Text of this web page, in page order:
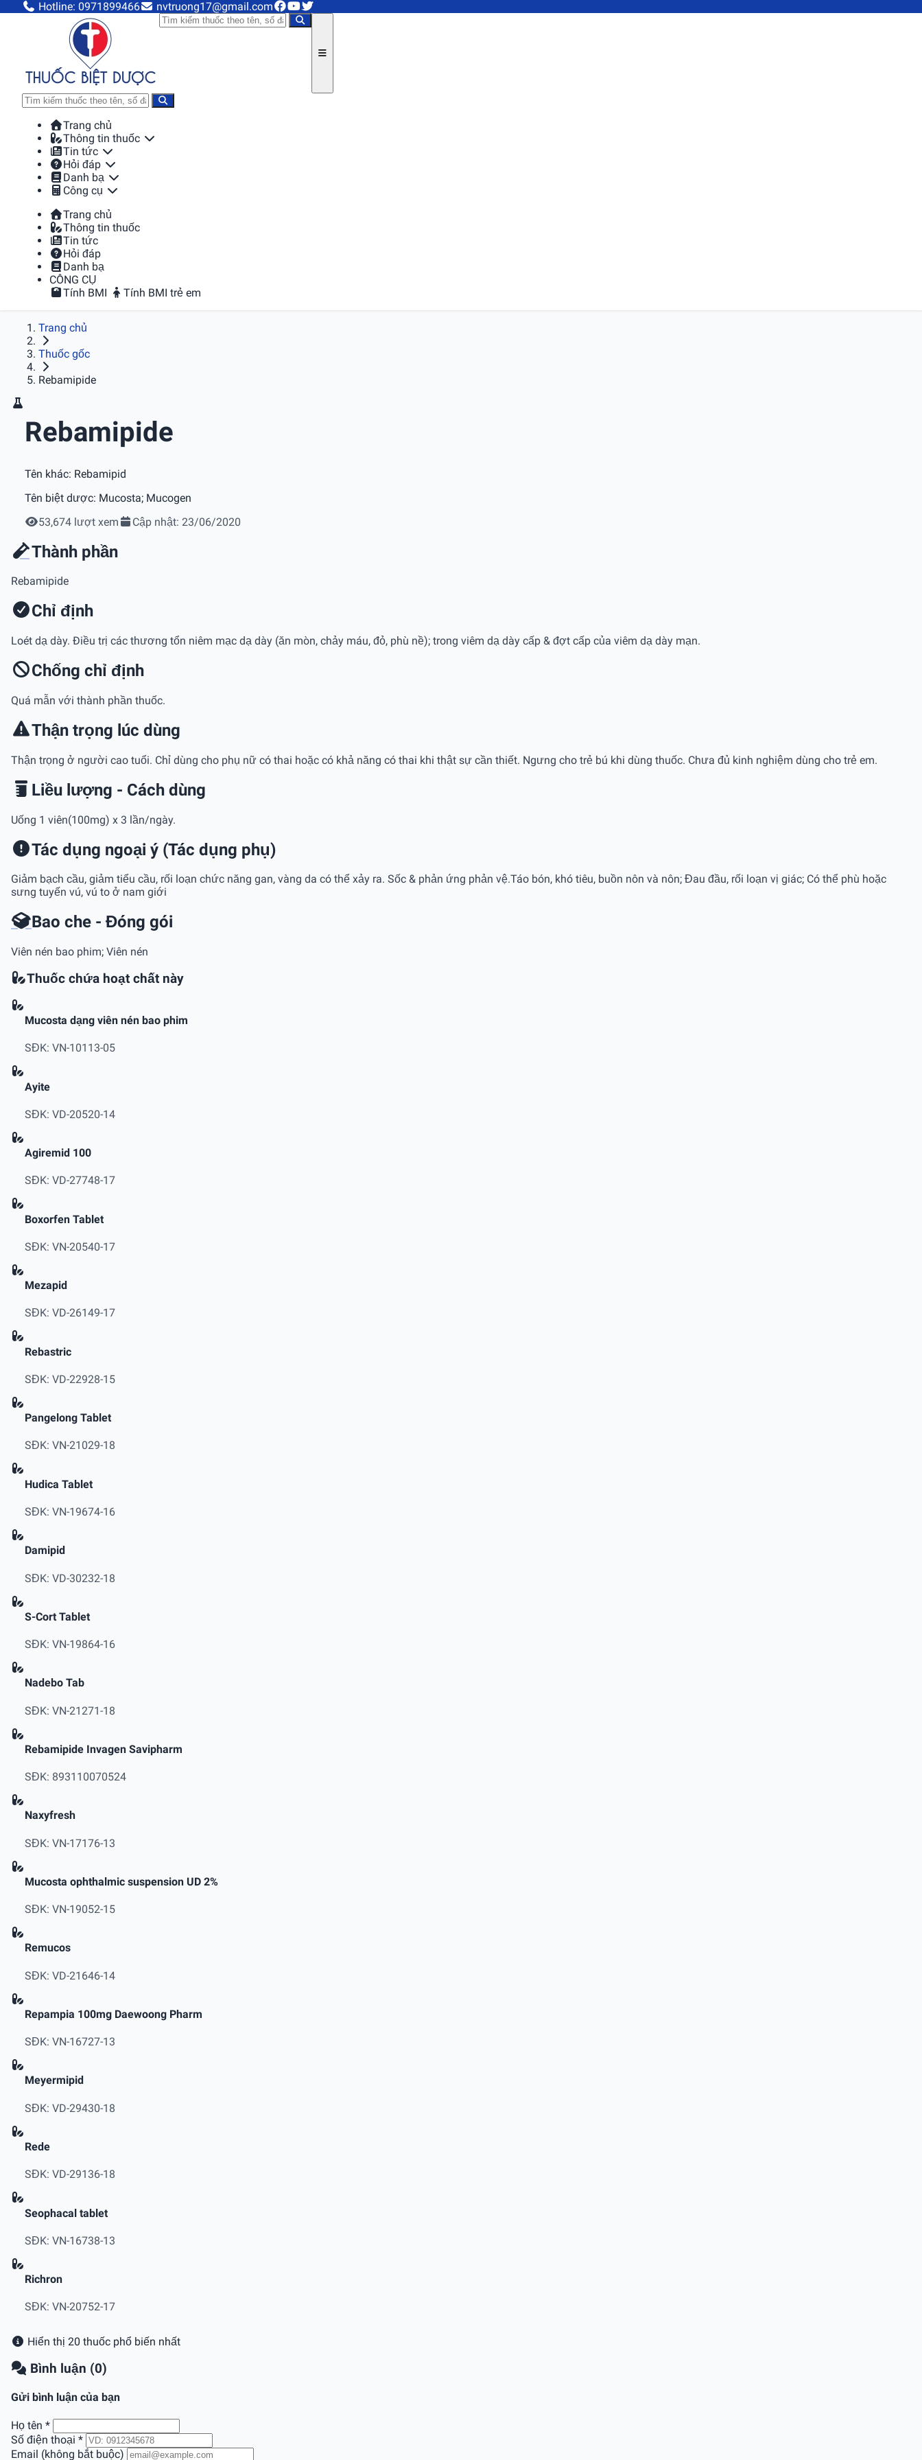
Hotline: 0971899466 nvtruong17@gmail.com
Trang chủ
Thông tin thuốc
Tin tức
Hỏi đáp
Danh bạ
Công cụ
Trang chủ
Thông tin thuốc
Tin tức
Hỏi đáp
Danh bạ
CÔNG CỤ
Tính BMI
Tính BMI trẻ em
Trang chủ
Thuốc gốc
Rebamipide
Rebamipide
Tên khác: Rebamipid
Tên biệt dược: Mucosta; Mucogen
53,674 lượt xem
Cập nhật: 23/06/2020
Thành phần
Rebamipide
Chỉ định
Loét dạ dày. Ðiều trị các thương tổn niêm mạc dạ dày (ăn mòn, chảy máu, đỏ, phù nề); trong viêm dạ dày cấp & đợt cấp của viêm dạ dày mạn.
Chống chỉ định
Quá mẫn với thành phần thuốc.
Thận trọng lúc dùng
Thận trọng ở người cao tuổi. Chỉ dùng cho phụ nữ có thai hoặc có khả năng có thai khi thật sự cần thiết. Ngưng cho trẻ bú khi dùng thuốc. Chưa đủ kinh nghiệm dùng cho trẻ em.
Liều lượng - Cách dùng
Uống 1 viên(100mg) x 3 lần/ngày.
Tác dụng ngoại ý (Tác dụng phụ)
Giảm bạch cầu, giảm tiểu cầu, rối loạn chức năng gan, vàng da có thể xảy ra. Sốc & phản ứng phản vệ.Táo bón, khó tiêu, buồn nôn và nôn; Đau đầu, rối loạn vị giác; Có thể phù hoặc
sưng tuyến vú, vú to ở nam giới
Bao che - Đóng gói
Viên nén bao phim; Viên nén
Thuốc chứa hoạt chất này
Mucosta dạng viên nén bao phim
SĐK: VN-10113-05
Ayite
SĐK: VD-20520-14
Agiremid 100
SĐK: VD-27748-17
Boxorfen Tablet
SĐK: VN-20540-17
Mezapid
SĐK: VD-26149-17
Rebastric
SĐK: VD-22928-15
Pangelong Tablet
SĐK: VN-21029-18
Hudica Tablet
SĐK: VN-19674-16
Damipid
SĐK: VD-30232-18
S-Cort Tablet
SĐK: VN-19864-16
Nadebo Tab
SĐK: VN-21271-18
Rebamipide Invagen Savipharm
SĐK: 893110070524
Naxyfresh
SĐK: VN-17176-13
Mucosta ophthalmic suspension UD 2%
SĐK: VN-19052-15
Remucos
SĐK: VD-21646-14
Repampia 100mg Daewoong Pharm
SĐK: VN-16727-13
Meyermipid
SĐK: VD-29430-18
Rede
SĐK: VD-29136-18
Seophacal tablet
SĐK: VN-16738-13
Richron
SĐK: VN-20752-17
Hiển thị 20 thuốc phổ biến nhất
Bình luận (0)
Gửi bình luận của bạn
Họ tên *
Số điện thoại *
Email (không bắt buộc)